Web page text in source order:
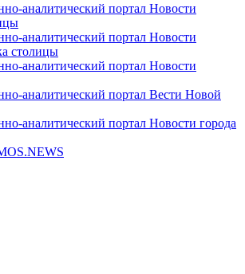
аналитический портал Новости
аналитический портал Новости
столицы
аналитический портал Новости
аналитический портал Вести Новой
аналитический портал Новости города